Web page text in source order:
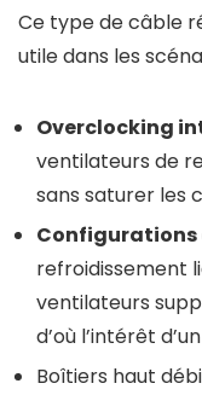
Ce type de câble
utile dans les
Overclocking
ventilateurs de
sans saturer les
refroidissement
ventilateurs
d’où l’intérêt
Boîtiers haut